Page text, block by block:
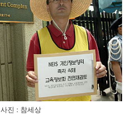
사진 : 참세상